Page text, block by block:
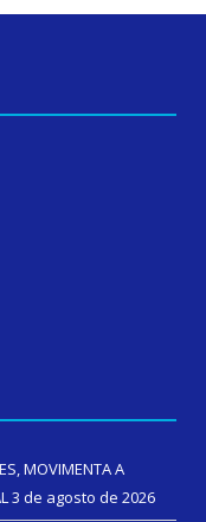
MOVIMENTA A
3 de agosto de 2026